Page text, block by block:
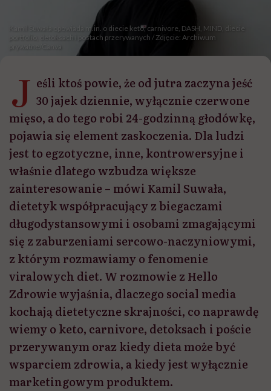
Kamil Suwała opowiada m.in. o diecie keto, carnivore, DASH, MIND, diecie
portfolio, detoksach i postach przerywanych / Zdjęcie: Archiwum
J eśli ktoś powie, że od jutra zaczyna jeść
30 jajek dziennie, wyłącznie czerwone
mięso, a do tego robi 24-godzinną głodówkę,
pojawia się element zaskoczenia. Dla ludzi
jest to egzotyczne, inne, kontrowersyjne i
właśnie dlatego wzbudza większe
zainteresowanie – mówi Kamil Suwała,
dietetyk współpracujący z biegaczami
długodystansowymi i osobami zmagającymi
się z zaburzeniami sercowo-naczyniowymi,
z którym rozmawiamy o fenomenie
viralowych diet. W rozmowie z Hello
Zdrowie wyjaśnia, dlaczego social media
kochają dietetyczne skrajności, co naprawdę
wiemy o keto, carnivore, detoksach i poście
przerywanym oraz kiedy dieta może być
wsparciem zdrowia, a kiedy jest wyłącznie
marketingowym produktem.